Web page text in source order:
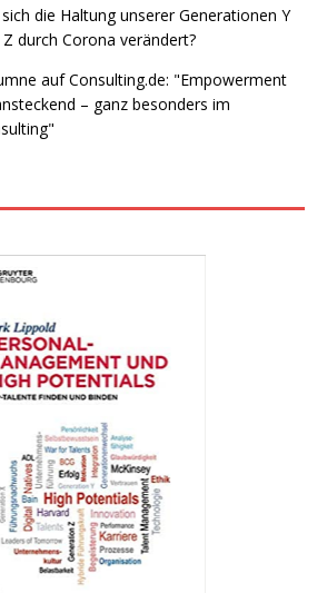
die Haltung unserer Generationen Y
durch Corona verändert?
auf Consulting.de: "Empowerment
– ganz besonders im